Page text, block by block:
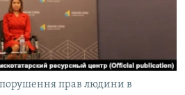
порушення прав людини в